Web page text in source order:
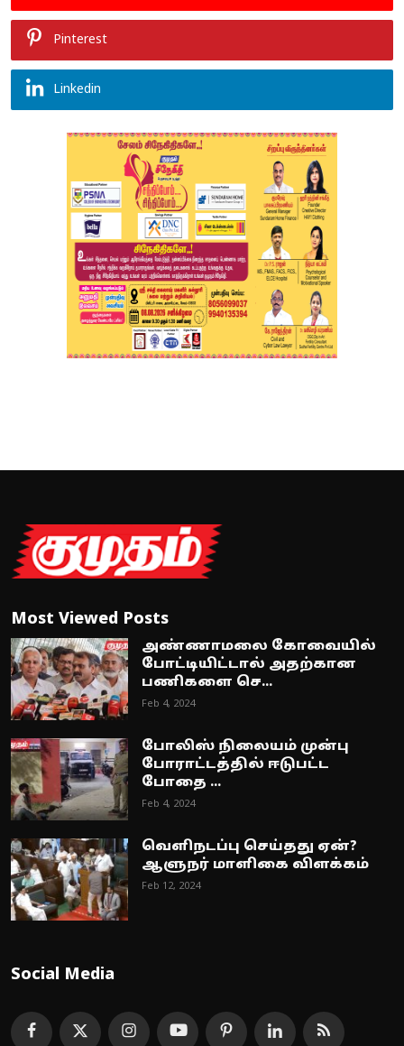
Pinterest
Linkedin
Most Viewed Posts
அண்ணாமலை கோவையில்
போட்டியிட்டால் அதற்கான
பணிகளை செ...
Feb 4, 2024
போலிஸ் நிலையம் முன்பு
போராட்டத்தில் ஈடுபட்ட
போதை ...
Feb 4, 2024
வெளிநடப்பு செய்தது ஏன்?
ஆளுநர் மாளிகை விளக்கம்
Feb 12, 2024
Social Media